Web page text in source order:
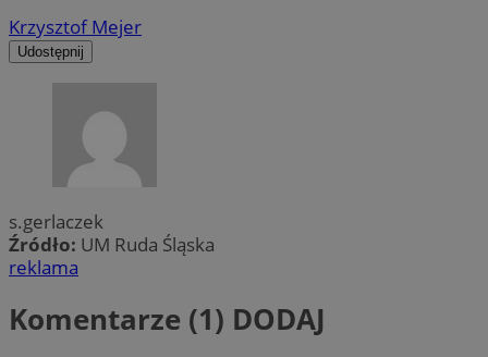
Krzysztof Mejer
Udostępnij
s.gerlaczek
Źródło: UM Ruda Śląska
reklama
Komentarze (1) DODAJ